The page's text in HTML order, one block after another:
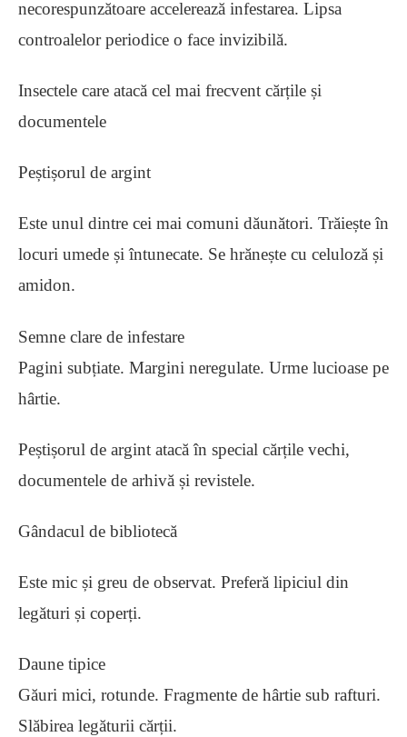
necorespunzătoare accelerează infestarea. Lipsa
controalelor periodice o face invizibilă.
Insectele care atacă cel mai frecvent cărțile și
documentele
Peștișorul de argint
Este unul dintre cei mai comuni dăunători. Trăiește în
locuri umede și întunecate. Se hrănește cu celuloză și
amidon.
Semne clare de infestare
Pagini subțiate. Margini neregulate. Urme lucioase pe
hârtie.
Peștișorul de argint atacă în special cărțile vechi,
documentele de arhivă și revistele.
Gândacul de bibliotecă
Este mic și greu de observat. Preferă lipiciul din
legături și coperți.
Daune tipice
Găuri mici, rotunde. Fragmente de hârtie sub rafturi.
Slăbirea legăturii cărții.